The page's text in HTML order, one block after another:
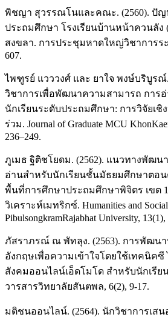
พิชญา สุวรรณโนและคณะ. (2560). ปัญ
ประถมศึกษา โรงเรียนบ้านหน้าควนลั
สงขลา. การประชุมหาดใหญ่วิชาการร
607.
ไพฑูรย์ แวววงศ์ และ ยาใจ พงษ์บริบูรณ์
วิชาการเพื่อพัฒนาความสามารถ การ
นักเรียนระดับประถมศึกษา: การวิจัยเ
ร่วม. Journal of Graduate MCU
236–249.
ภูเมธ ฐิติชโยดม. (2562). แนวทางพัฒน
อ่านสำหรับนักเรียนชั้นมัธยมศึกษาตอ
พื้นที่การศึกษาประถมศึกษาพิจิตร เขต
วิเคราะห์เมทริกซ์. Humanities and Social
PibulsongkramRajabhat University, 13(1),
ภัสราภรณ์ ณ พัทลุง. (2563). การพัฒน
อังกฤษเพื่อความเข้าใจโดยใช้เทคนิคซี
สังคมออนไลน์เอ็ดโมโด สําหรับนักเรี
วารสารวิทยาลัยสันตพล, 6(2), 9-17.
มติชนออนไลน์. (2564). นักวิชาการเสน